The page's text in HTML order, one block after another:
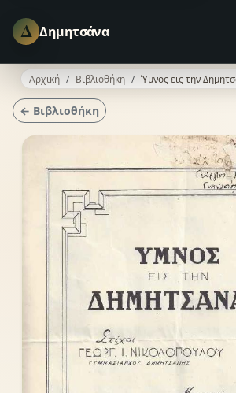
Δ Δημητσάνα
Αρχική Βιβλιοθήκη Ύμνος εις την
← Βιβλιοθήκη